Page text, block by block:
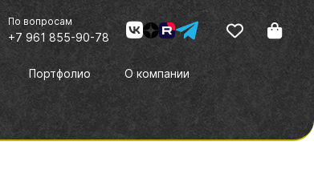
По вопросам
+7 961 855-90-78
Портфолио О компании